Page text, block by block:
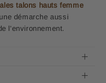
talons hauts femme
démarche aussi
l'environnement.